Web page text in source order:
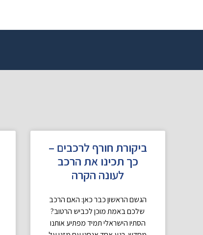
ביקורת חורף לרכבים –
כך תכינו את הרכב
לעונה הקרה
הגשם הראשון כבר כאן: האם הרכב
שלכם באמת מוכן לכביש הרטוב?
הסתיו הישראלי תמיד מפתיע אותנו